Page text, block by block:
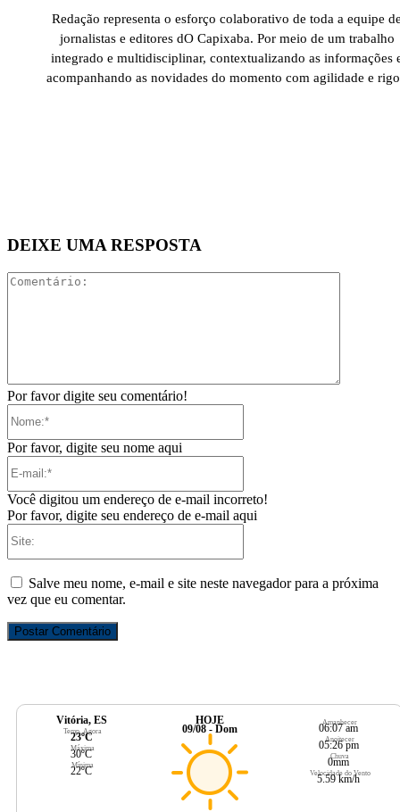
Redação representa o esforço colaborativo de toda a equipe
jornalistas e editores dO Capixaba. Por meio de um trabalho
integrado e multidisciplinar, contextualizando as informações
acompanhando as novidades do momento com agilidade e
DEIXE UMA RESPOSTA
Por favor digite seu comentário!
Por favor, digite seu nome aqui
Você digitou um endereço de e-mail incorreto!
Por favor, digite seu endereço de e-mail aqui
Salve meu nome, e-mail e site neste navegador para a próxima
vez que eu comentar.
Vitória, ES
Temp. Agora
23ºC
Máxima
30ºC
Mínima
22ºC
HOJE
09/08 - Dom
Amanhecer
06:07 am
Anoitecer
05:26 pm
Chuva
0mm
Velocidade do Vento
5.59 km/h